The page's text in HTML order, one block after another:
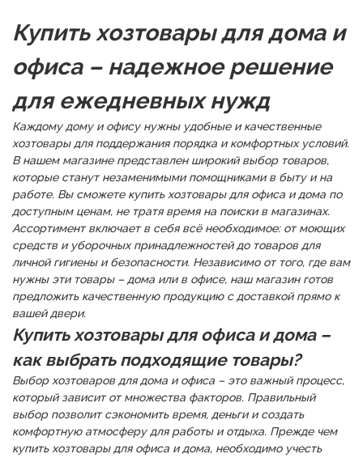
Купить хозтовары для дома и
офиса – надежное решение
для ежедневных нужд
Каждому дому и офису нужны удобные и качественные
хозтовары для поддержания порядка и комфортных условий.
В нашем магазине представлен широкий выбор товаров,
которые станут незаменимыми помощниками в быту и на
работе. Вы сможете купить хозтовары для офиса и дома по
доступным ценам, не тратя время на поиски в магазинах.
Ассортимент включает в себя всё необходимое: от моющих
средств и уборочных принадлежностей до товаров для
личной гигиены и безопасности. Независимо от того, где вам
нужны эти товары – дома или в офисе, наш магазин готов
предложить качественную продукцию с доставкой прямо к
вашей двери.
Купить хозтовары для офиса и дома –
как выбрать подходящие товары?
Выбор хозтоваров для дома и офиса – это важный процесс,
который зависит от множества факторов. Правильный
выбор позволит сэкономить время, деньги и создать
комфортную атмосферу для работы и отдыха. Прежде чем
купить хозтовары для офиса и дома, необходимо учесть